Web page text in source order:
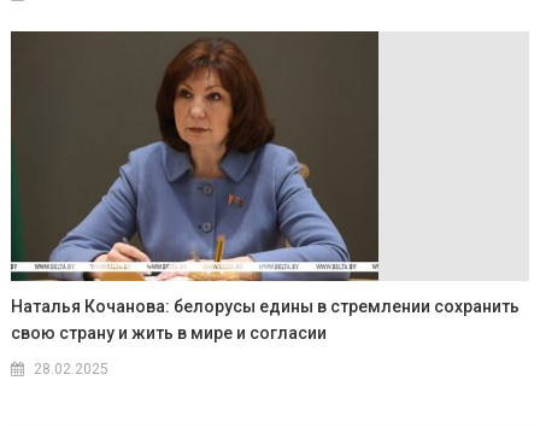
Наталья Кочанова: белорусы едины в стремлении сохранить
свою страну и жить в мире и согласии
28.02.2025